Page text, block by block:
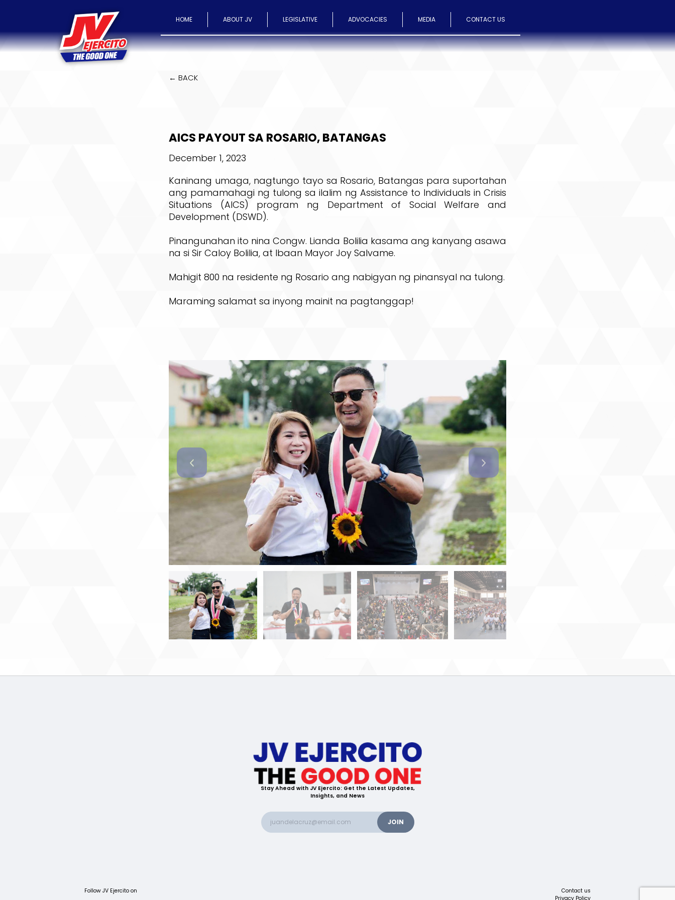
HOME ABOUT JV LEGISLATIVE ADVOCACIES MEDIA CONTACT US
← BACK
AICS PAYOUT SA ROSARIO, BATANGAS
December 1, 2023
Kaninang umaga, nagtungo tayo sa Rosario, Batangas para suportahan
ang pamamahagi ng tulong sa ilalim ng Assistance to Individuals in Crisis
Situations (AICS) program ng Department of Social Welfare and
Development (DSWD).
Pinangunahan ito nina Congw. Lianda Bolilia kasama ang kanyang asawa
na si Sir Caloy Bolilia, at Ibaan Mayor Joy Salvame.
Mahigit 800 na residente ng Rosario ang nabigyan ng pinansyal na tulong.
Maraming salamat sa inyong mainit na pagtanggap!
Stay Ahead with JV Ejercito: Get the Latest Updates,
Insights, and News
Follow JV Ejercito on
Contact us
Privacy Policy